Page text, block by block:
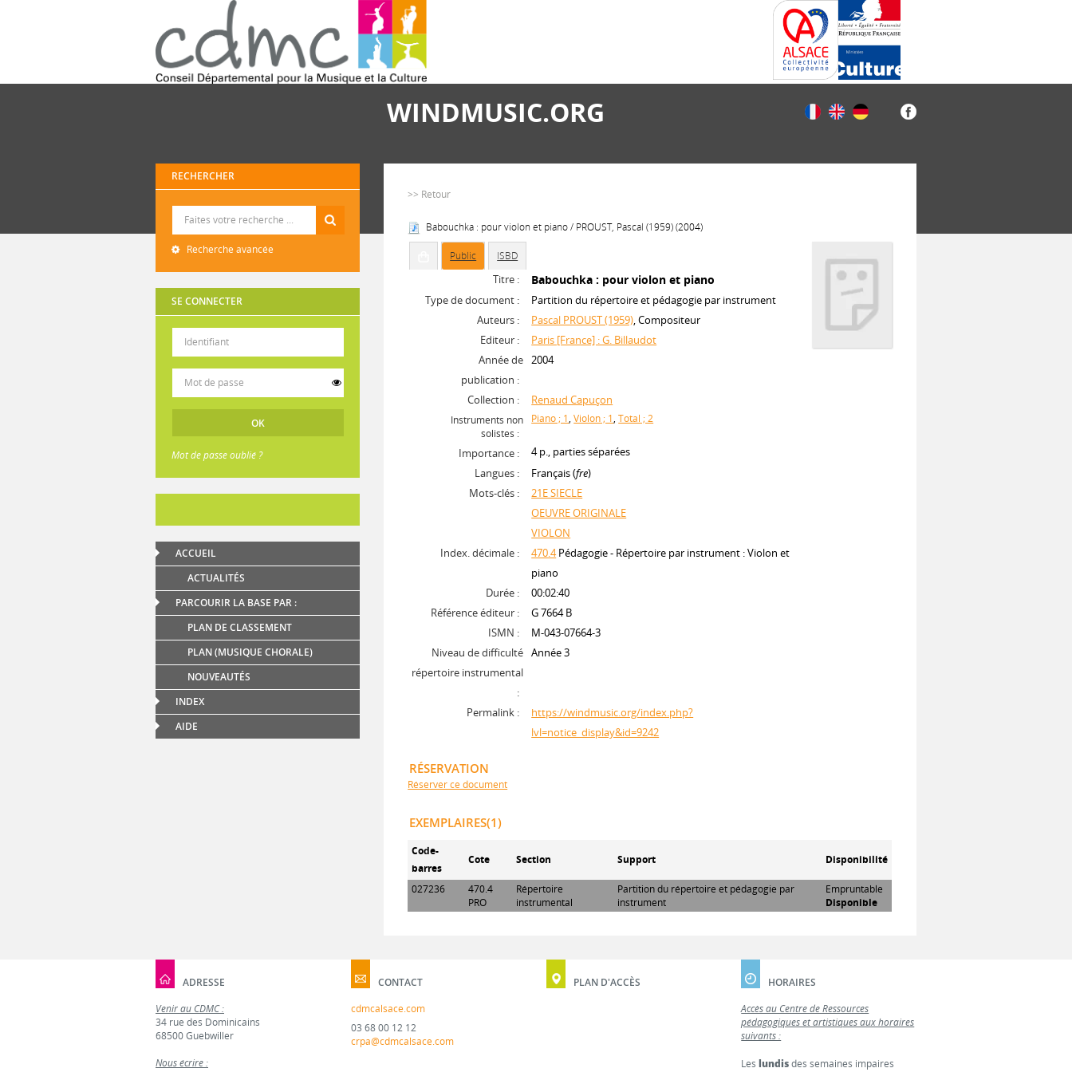
WINDMUSIC.ORG
RECHERCHER
Recherche avancée
SE CONNECTER
Mot de passe oublié ?
ACCUEIL
ACTUALITÉS
PARCOURIR LA BASE PAR :
PLAN DE CLASSEMENT
PLAN (MUSIQUE CHORALE)
NOUVEAUTÉS
INDEX
AIDE
>> Retour
Babouchka : pour violon et piano / PROUST, Pascal (1959) (2004)
Public ISBD
Titre : Babouchka : pour violon et piano
Type de document :
Partition du répertoire et pédagogie par instrument
Auteurs :
Pascal PROUST (1959), Compositeur
Editeur :
Paris [France] : G. Billaudot
Année de
publication :
2004
Collection : Renaud Capuçon
Instruments non
solistes :
Piano ; 1,Violon ; 1,Total ; 2
Importance :
4 p., parties séparées
Langues :
Français (fre)
Mots-clés :
21E SIECLE
OEUVRE ORIGINALE
VIOLON
Index. décimale :
470.4 Pédagogie - Répertoire par instrument : Violon et
piano
Durée :
00:02:40
Référence éditeur :
G 7664 B
ISMN :
M-043-07664-3
Niveau de difficulté
répertoire instrumental
:
Année 3
Permalink :
https://windmusic.org/index.php?
lvl=notice_display&id=9242
RÉSERVATION
Réserver ce document
EXEMPLAIRES(1)
Code-
barres
Cote Section Support Disponibilité
027236
470.4
PRO
Répertoire
instrumental
Partition du répertoire et pédagogie par
instrument
Empruntable
Disponible
ADRESSE
Venir au CDMC :
34 rue des Dominicains
68500 Guebwiller
Nous écrire :
CONTACT
cdmcalsace.com
03 68 00 12 12
crpa@cdmcalsace.com
PLAN D'ACCÈS
HORAIRES
Accès au Centre de Ressources
pédagogiques et artistiques aux horaires
suivants :
Leslundisdes semaines impaires